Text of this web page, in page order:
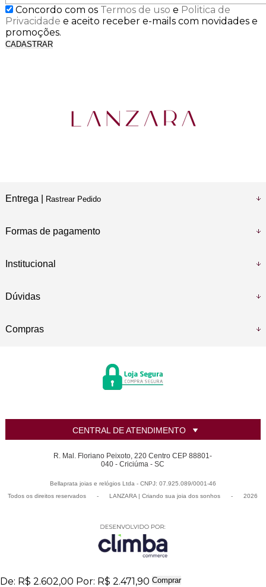
Concordo com os Termos de uso e Politica de
Privacidade e aceito receber e-mails com novidades e
promoções.
CADASTRAR
Entrega | Rastrear Pedido
Formas de pagamento
Institucional
Dúvidas
Compras
CENTRAL DE ATENDIMENTO
R. Mal. Floriano Peixoto, 220 Centro CEP 88801-
040 - Criciúma - SC
Bellaprata joias e relógios Ltda - CNPJ: 07.925.089/0001-46
Todos os direitos reservados
- LANZARA | Criando sua joia dos sonhos - 2026
De: R$ 2.602,00 Por: R$ 2.471,90 Comprar